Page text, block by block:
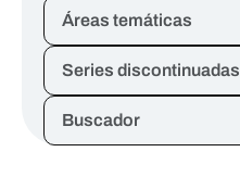
Áreas temáticas
Series discontinuadas
Buscador